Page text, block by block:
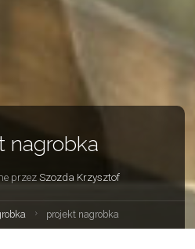
nagrobka
przezSzozda Krzysztof
projekt nagrobka